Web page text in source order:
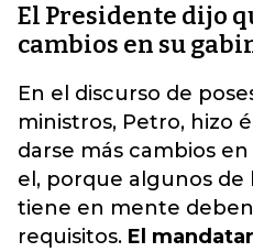
El Presidente dijo
cambios en su
En el discurso de
ministros, Petro, hizo
darse más cambios
el, porque algunos de
tiene en mente
requisitos. El